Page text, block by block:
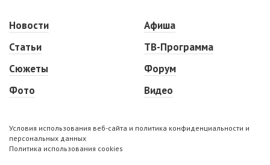
Новости
Статьи
Сюжеты
Фото
Афиша
ТВ-Программа
Форум
Видео
Условия использования веб-сайта и политика конфиденциальности и
персональных данных
Политика использования cookies